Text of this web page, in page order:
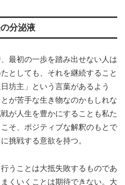
分泌液
最初の一歩を踏み出せない人は
としても、それを継続すること
坊主」という言葉があるよう
が苦手な生き物なのかもしれな
が人生を豊かにすることも私た
そ、ポジティブな解釈のもとで
挑戦する意欲を持つ。
うことは大抵失敗するものであ
くいくことは期待できない。大